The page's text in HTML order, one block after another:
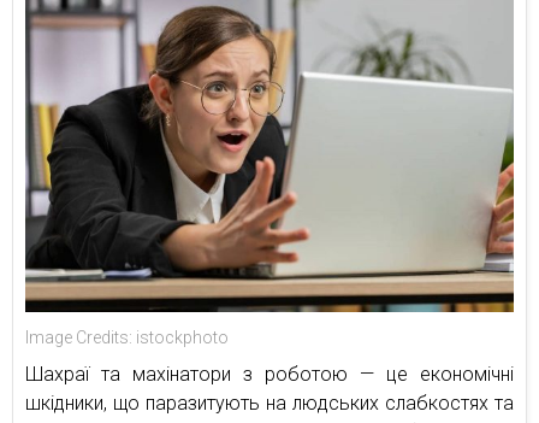
Image Credits: istockphoto
Шахраї та махінатори з роботою — це економічні
шкідники, що паразитують на людських слабкостях та